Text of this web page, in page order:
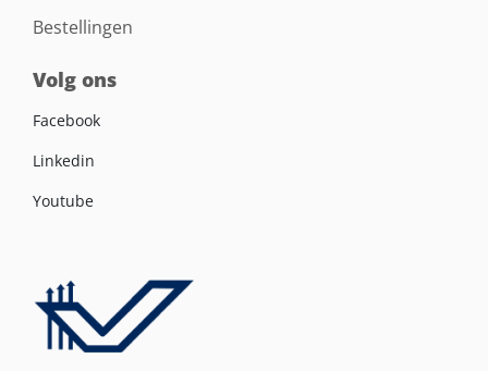
Bestellingen
Volg ons
Facebook
Linkedin
Youtube